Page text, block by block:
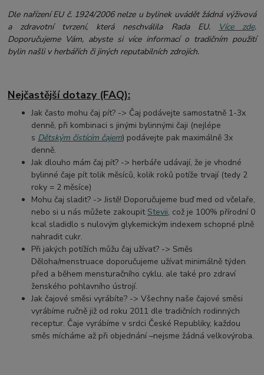
Dle nařízení EU č. 1924/2006 nelze u bylinek uvádět žádná výživová
a zdravotní tvrzení, která neschválila Rada EU.
Více zde.
Doporučujeme Vám, abyste si více informací o tradičním použití
bylin našli v herbářích či jiných reputabilních zdrojích.
Nejčastější dotazy (FAQ):
Jak často mohu čaj pít? -> Čaj podávejte samostatně 1-3x
denně, při kombinaci s jinými bylinnými čaji (nejlépe
s Dětským čistícím čajem) podávejte pak maximálně 3x
denně.
Jak dlouho mám čaj pít? -> herbáře udávají, že je vhodné
bylinné čaje pít tolik měsíců, kolik roků potíže trvají (tedy 2
roky = 2 měsíce)
Mohu čaj sladit? -> Jistě! Doporučujeme buď med od včelaře,
nebo si u nás můžete zakoupit Stevii, což je 100% přírodní 0
kcal sladidlo s nulovým glykemickým indexem schopné plně
nahradit cukr.
Při jakých potížích můžu čaj užívat? -> Směs
Děloha/menstruace doporučujeme užívat minimálně týden
před a během mensturačního cyklu, ale také pro zdraví
ženského pohlavního ústrojí.
Jak čajové směsi vyrábíte? -> Všechny naše čajové směsi
vyrábíme ručně již od roku 2011 dle tradičních rodinných
receptur. Čaje vyrábíme v srdci České Republiky, každou
směs mícháme až při objednání –nejsme žádná velkovýroba.